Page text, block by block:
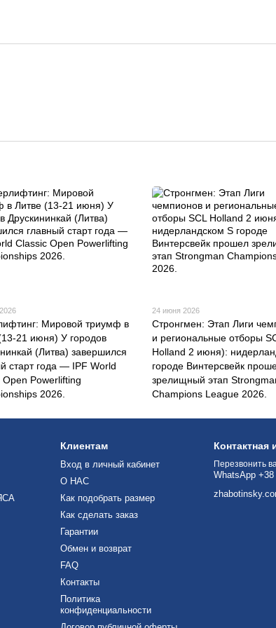
Мировой триумф в
21 июня) У городов
(Литва) завершился
старт года — IPF World
Open Powerlifting
2026.
24 июня 2026
Стронгмен: Этап Лиги
и региональные отборы
Holland 2 июня):
городе Винтерсвейк
зрелищный этап
Champions League 2026.
Клиентам
Вход в личный кабинет
О НАС
Как подобрать размер
Как сделать заказ
Гарантии
Обмен и возврат
FAQ
Контакты
Политика
конфиденциальности
Перезвонить
WhatsApp